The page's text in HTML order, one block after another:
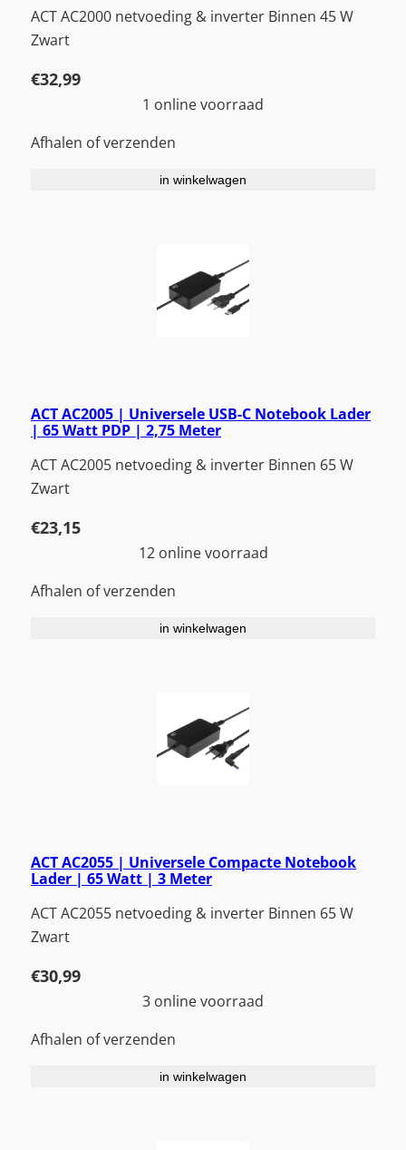
ACT AC2000 netvoeding & inverter Binnen 45 W
Zwart
€32,99
1 online voorraad
Afhalen of verzenden
in winkelwagen
ACT AC2005 | Universele USB-C Notebook Lader
| 65 Watt PDP | 2,75 Meter
ACT AC2005 netvoeding & inverter Binnen 65 W
Zwart
€23,15
12 online voorraad
Afhalen of verzenden
in winkelwagen
ACT AC2055 | Universele Compacte Notebook
Lader | 65 Watt | 3 Meter
ACT AC2055 netvoeding & inverter Binnen 65 W
Zwart
€30,99
3 online voorraad
Afhalen of verzenden
in winkelwagen